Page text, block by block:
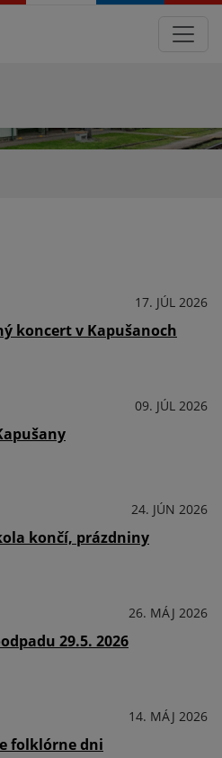
17. JÚL 2026
koncert v Kapušanoch
09. JÚL 2026
24. JÚN 2026
končí, prázdniny
26. MÁJ 2026
29.5. 2026
14. MÁJ 2026
folklórne dni